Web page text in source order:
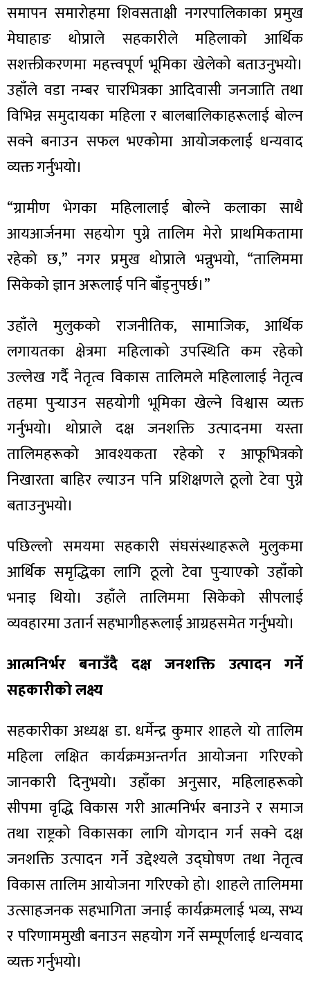
समापन समारोहमा शिवसताक्षी नगरपालिकाका प्रमुख
मेघाहाङ थोप्राले सहकारीले महिलाको आर्थिक
सशक्तीकरणमा महत्त्वपूर्ण भूमिका खेलेको बताउनुभयो।
उहाँले वडा नम्बर चारभित्रका आदिवासी जनजाति तथा
विभिन्न समुदायका महिला र बालबालिकाहरूलाई बोल्न
सक्ने बनाउन सफल भएकोमा आयोजकलाई धन्यवाद
व्यक्त गर्नुभयो।
“ग्रामीण भेगका महिलालाई बोल्ने कलाका साथै
आयआर्जनमा सहयोग पुग्ने तालिम मेरो प्राथमिकतामा
रहेको छ,” नगर प्रमुख थोप्राले भन्नुभयो, “तालिममा
सिकेको ज्ञान अरूलाई पनि बाँड्नुपर्छ।”
उहाँले मुलुकको राजनीतिक, सामाजिक, आर्थिक
लगायतका क्षेत्रमा महिलाको उपस्थिति कम रहेको
उल्लेख गर्दै नेतृत्व विकास तालिमले महिलालाई नेतृत्व
तहमा पुर्‍याउन सहयोगी भूमिका खेल्ने विश्वास व्यक्त
गर्नुभयो। थोप्राले दक्ष जनशक्ति उत्पादनमा यस्ता
तालिमहरूको आवश्यकता रहेको र आफूभित्रको
निखारता बाहिर ल्याउन पनि प्रशिक्षणले ठूलो टेवा पुग्ने
बताउनुभयो।
पछिल्लो समयमा सहकारी संघसंस्थाहरूले मुलुकमा
आर्थिक समृद्धिका लागि ठूलो टेवा पुर्‍याएको उहाँको
भनाइ थियो। उहाँले तालिममा सिकेको सीपलाई
व्यवहारमा उतार्न सहभागीहरूलाई आग्रहसमेत गर्नुभयो।
आत्मनिर्भर बनाउँदै दक्ष जनशक्ति उत्पादन गर्ने
सहकारीको लक्ष्य
सहकारीका अध्यक्ष डा. धर्मेन्द्र कुमार शाहले यो तालिम
महिला लक्षित कार्यक्रमअन्तर्गत आयोजना गरिएको
जानकारी दिनुभयो। उहाँका अनुसार, महिलाहरूको
सीपमा वृद्धि विकास गरी आत्मनिर्भर बनाउने र समाज
तथा राष्ट्रको विकासका लागि योगदान गर्न सक्ने दक्ष
जनशक्ति उत्पादन गर्ने उद्देश्यले उद्घोषण तथा नेतृत्व
विकास तालिम आयोजना गरिएको हो। शाहले तालिममा
उत्साहजनक सहभागिता जनाई कार्यक्रमलाई भव्य, सभ्य
र परिणाममुखी बनाउन सहयोग गर्ने सम्पूर्णलाई धन्यवाद
व्यक्त गर्नुभयो।